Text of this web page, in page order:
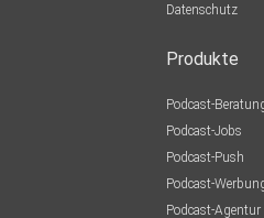
Datenschutz
Produkte
Podcast-
Podcast-Jobs
Podcast-Push
Podcast-
Podcast-Agentur